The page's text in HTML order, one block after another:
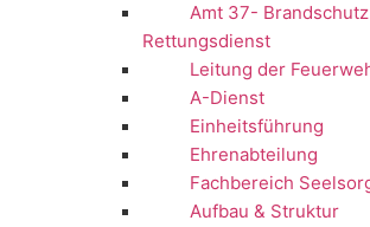
Amt 37-
Rettungsdienst
Leitung der
A-Dienst
Einheitsführung
Ehrenabteilung
Fachbereich
Aufbau & Struktur